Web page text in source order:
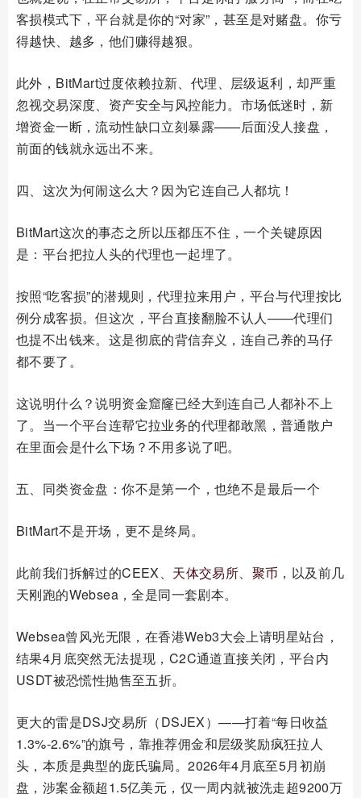
客损模式下，平台就是你的“对家”，甚至是对赌盘。你亏
得越快、越多，他们赚得越狠。
此外，BitMart过度依赖拉新、代理、层级返利，却严重
忽视交易深度、资产安全与风控能力。市场低迷时，新
增资金一断，流动性缺口立刻暴露——后面没人接盘，
前面的钱就永远出不来。
四、这次为何闹这么大？因为它连自己人都坑！
BitMart这次的事态之所以压都压不住，一个关键原因
是：平台把拉人头的代理也一起埋了。
按照“吃客损”的潜规则，代理拉来用户，平台与代理按比
例分成客损。但这次，平台直接翻脸不认人——代理们
也提不出钱来。这是彻底的背信弃义，连自己养的马仔
都不要了。
这说明什么？说明资金窟窿已经大到连自己人都补不上
了。当一个平台连帮它拉业务的代理都敢黑，普通散户
在里面会是什么下场？不用多说了吧。
五、同类资金盘：你不是第一个，也绝不是最后一个
BitMart不是开场，更不是终局。
此前我们拆解过的CEEX、 天体交易所、 聚币 ，以及前几
天刚跑的Websea，全是同一套剧本。
Websea曾风光无限，在香港Web3大会上请明星站台，
结果4月底突然无法提现，C2C通道直接关闭，平台内
USDT被恐慌性抛售至五折。
更大的雷是DSJ交易所（DSJEX）——打着“每日收益
1.3%-2.6%”的旗号，靠推荐佣金和层级奖励疯狂拉人
头，本质是典型的庞氏骗局。2026年4月底至5月初崩
盘，涉案金额超1.5亿美元，仅一周内就被洗走超9200万